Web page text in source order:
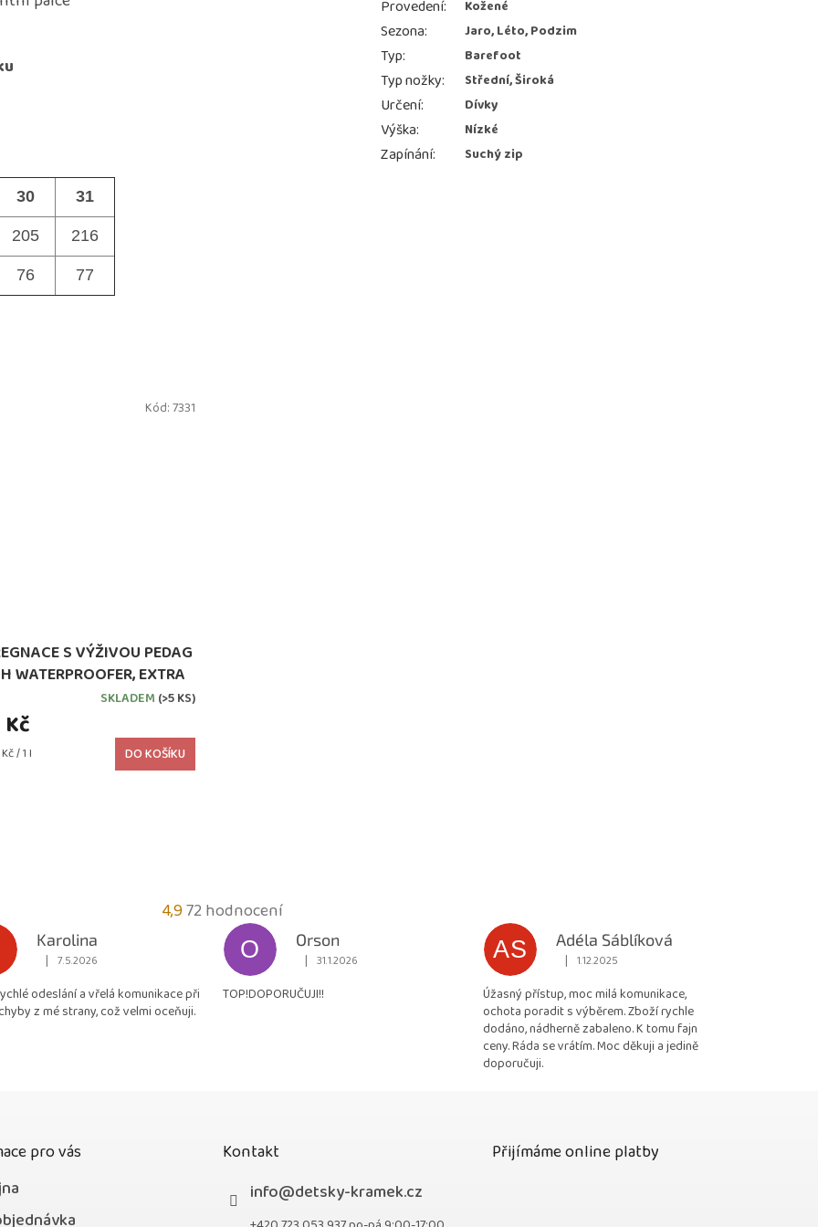
S VÝŽIVOU PEDAG
WATERPROOFER, EXTRA
SKLADEM (>5 KS)
/ 1 l DO KOŠÍKU
Kód:7331
30 31
205 216
76 77
Provedení: Kožené
Sezona: Jaro, Léto, Podzim
Typ: Barefoot
Typ nožky: Střední, Široká
Určení: Dívky
Výška: Nízké
Zapínání: Suchý zip
4,9Průměrné
hodnocení
obchodu
4,9
z
72 hodnocení
Karolina
Hodnocení obchodu je 5 z 5 hvězdiček.
| 7.5.2026
odeslání a vřelá komunikace při
z mé strany, což velmi oceňuji.
O
Orson
Hodnocení obchodu je 5 z 5 hvězdiček.
| 31.1.2026
TOP!DOPORUČUJI!!
AS
Adéla Sáblíková
Hodnocení obchodu je 5 z 5 hvězdiček.
| 1.12.2025
Úžasný přístup, moc milá komunikace,
ochota poradit s výběrem. Zboží rychle
dodáno, nádherně zabaleno. K tomu fajn
ceny. Ráda se vrátím. Moc děkuji a jedině
doporučuji.
pro vás
Kontakt
info@detsky-kramek.cz
Přijímáme online platby